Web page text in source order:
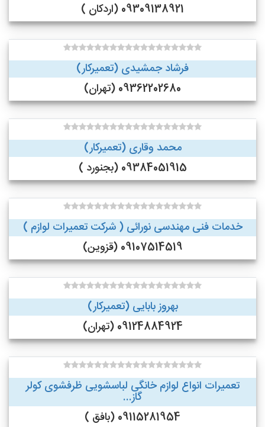
09309138921 (اردکان )
فرشاد جمشیدی (تعمیرکار)
09362202680 (تهران)
محمد وقاری (تعمیرکار)
09384051915 (بجنورد )
خدمات فنی مهندسی نورائی ( شرکت تعمیرات لوازم )
09107514519 (قزوین)
بهروز بابایی (تعمیرکار)
09124884924 (تهران)
تعمیرات انواع لوازم خانگی لباسشویی ظرفشوی کولر
گاز...
09115281954 (بافق )